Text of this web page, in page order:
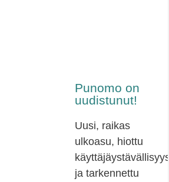
Punomo on
uudistunut!
Uusi, raikas
ulkoasu, hiottu
ja tarkennettu